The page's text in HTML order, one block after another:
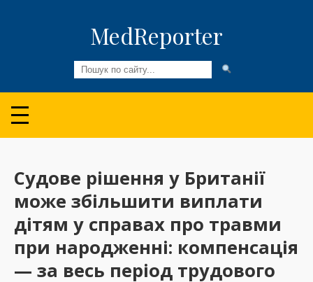
MedReporter
Всі новини
Огляди та Аналітика
Медспільнота
Колонки
Відео
Пацієнтам
Судове рішення у Британії
може збільшити виплати
дітям у справах про травми
при народженні: компенсація
— за весь період трудового